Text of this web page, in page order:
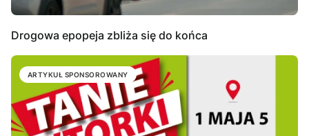
Drogowa epopeja zbliża się do końca
ARTYKUŁ SPONSOROWANY